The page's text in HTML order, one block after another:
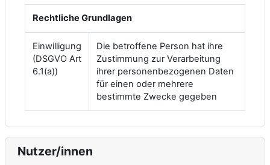
Rechtliche Grundlagen
Einwilligung
(DSGVO Art
6.1(a))
Die betroffene Person hat ihre
Zustimmung zur Verarbeitung
ihrer personenbezogenen Daten
für einen oder mehrere
bestimmte Zwecke gegeben
Nutzer/innen